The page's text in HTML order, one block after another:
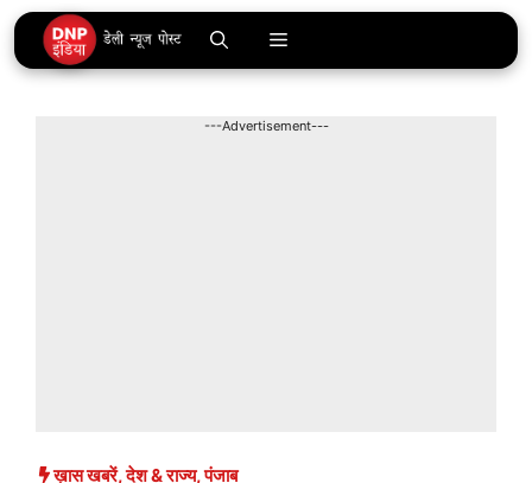
Skip
to
content
Menu
---Advertisement---
ख़ास खबरें,देश & राज्य,पंजाब